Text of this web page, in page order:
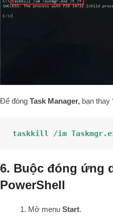
Để đóng Task Manager, bạn thay
taskkill /im
6. Buộc đóng ứng
PowerShell
1. Mở menu Start.